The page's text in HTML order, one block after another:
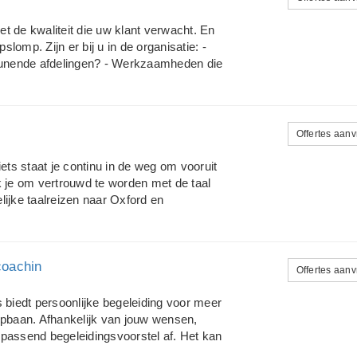
De casuïstiek uit de praktijk
& trainingsacteur Deelnemers
waarop zij communiceren op andere
deeln...
de kwaliteit die uw klant verwacht. En
Zijn er bij u in de organisatie: -
afdelingen? - Werkzaamheden die
of opdrachtbonnen? -
aan de eisen van deze tijd of niet
u als manager de verkeerde,
van uw afdeling of
van uw processen en
staat je continu in de weg om vooruit
om vertrouwd te worden met de taal
taalreizen naar Oxford en
de taal te leren! Wat je nodig hebt is
mensen ontmoeten, rond de wereld
ontwikkelen? Dan ben je bij mij aan het
moet ze alleen nog op de juiste plek
Engels Online trainingen
Offertes
persoonlijke begeleiding voor meer
Afhankelijk van jouw wensen,
begeleidingsvoorstel af. Het kan
maatwerksessies bijv. bij
Offertes